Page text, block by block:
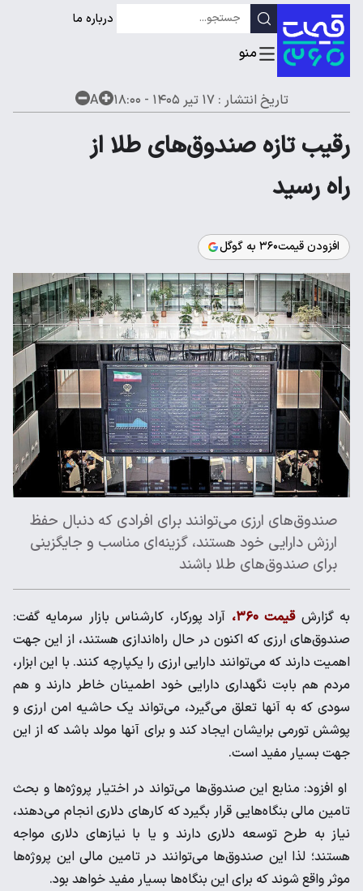
درباره ما
تاریخ انتشار :۱۷ تیر ۱۴۰۵ - ۱۸:۰۰ A
رقیب تازه صندوق‌های طلا از
راه رسید
افزودن قیمت۳۶۰ به گوگل
صندوق‌های ارزی می‌توانند برای افرادی که دنبال حفظ
ارزش دارایی خود هستند، گزینه‌ای مناسب و جایگزینی
برای صندوق‌های طلا باشند
به گزارشقیمت ۳۶۰،
آراد پورکار، کارشناس بازار سرمایه گفت:
صندوق‌های ارزی که اکنون در حال راه‌اندازی هستند، از این جهت
اهمیت دارند که می‌توانند دارایی ارزی را یکپارچه کنند. با این ابزار،
مردم هم بابت نگهداری دارایی خود اطمینان خاطر دارند و هم
سودی که به آنها تعلق می‌گیرد، می‌تواند یک حاشیه امن ارزی و
پوشش تورمی برایشان ایجاد کند و برای آنها مولد باشد که از این
جهت بسیار مفید است.
او افزود: منابع این صندوق‌ها می‌تواند در اختیار پروژه‌ها و بحث
تامین مالی بنگاه‌هایی قرار بگیرد که کار‌های دلاری انجام می‌دهند،
نیاز به طرح توسعه دلاری دارند و یا با نیاز‌های دلاری مواجه
هستند؛ لذا این صندوق‌ها می‌توانند در تامین مالی این پروژه‌ها
موثر واقع شوند که برای این بنگاه‌ها بسیار مفید خواهد بود.